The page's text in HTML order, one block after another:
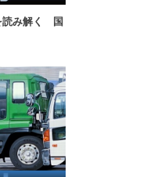
読み解く 国